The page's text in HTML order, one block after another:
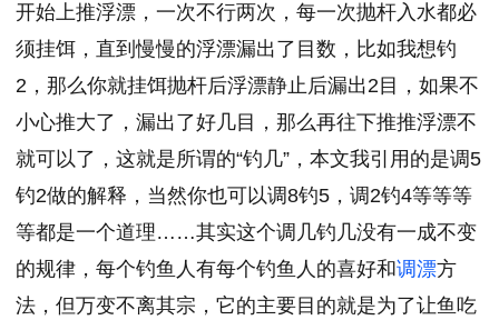
开始上推浮漂，一次不行两次，每一次抛杆入水都必
须挂饵，直到慢慢的浮漂漏出了目数，比如我想钓
2，那么你就挂饵抛杆后浮漂静止后漏出2目，如果不
小心推大了，漏出了好几目，那么再往下推推浮漂不
就可以了，这就是所谓的“钓几”，本文我引用的是调5
钓2做的解释，当然你也可以调8钓5，调2钓4等等等
等都是一个道理……其实这个调几钓几没有一成不变
的规律，每个钓鱼人有每个钓鱼人的喜好和调漂方
法，但万变不离其宗，它的主要目的就是为了让鱼吃